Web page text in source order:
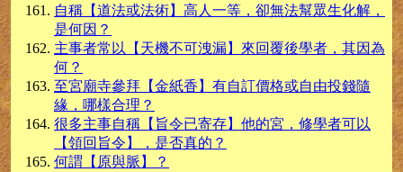
自稱【道法或法術】高人一等，卻無法幫眾生化解，
是何因？
主事者常以【天機不可洩漏】來回覆後學者，其因為
何？
至宮廟寺參拜【金紙香】有自訂價格或自由投錢隨
緣，哪樣合理？
很多主事自稱【旨令已寄存】他的宮，修學者可以
【領回旨令】，是否真的？
何謂【原與脈】？